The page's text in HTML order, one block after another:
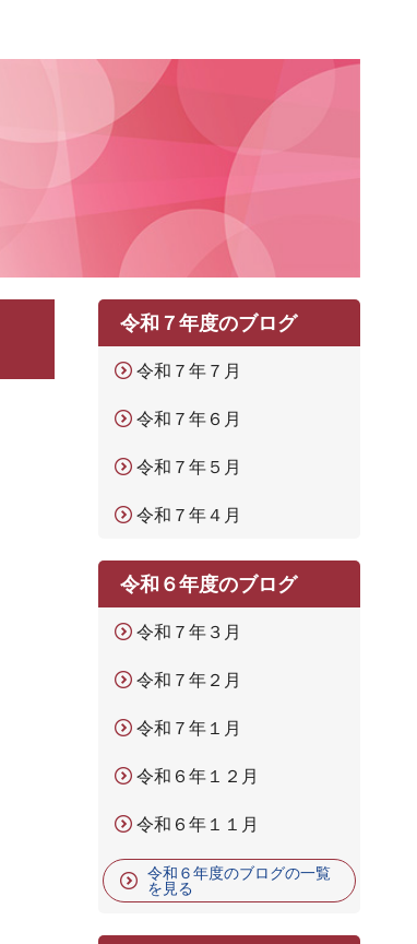
令和７年度のブログ
令和７年７月
令和７年６月
令和７年５月
令和７年４月
令和６年度のブログ
令和７年３月
令和７年２月
令和７年１月
令和６年１２月
令和６年１１月
令和６年度のブログの一覧
を見る